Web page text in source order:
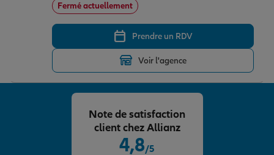
Protection juridique
Fermé actuellement
Prendre un RDV
Voir l'agence
4,8/5
Note de satisfaction
client chez Allianz